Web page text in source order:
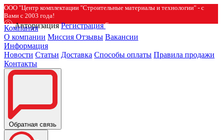
ООО "Центр комплектации "Строительные материалы и технологии" - с
Вами с 2003 года!
Авторизация Регистрация
Компания
О компании Миссия Отзывы Вакансии
Информация
Новости Статьи Доставка Способы оплаты Правила продажи
Контакты
Обратная связь